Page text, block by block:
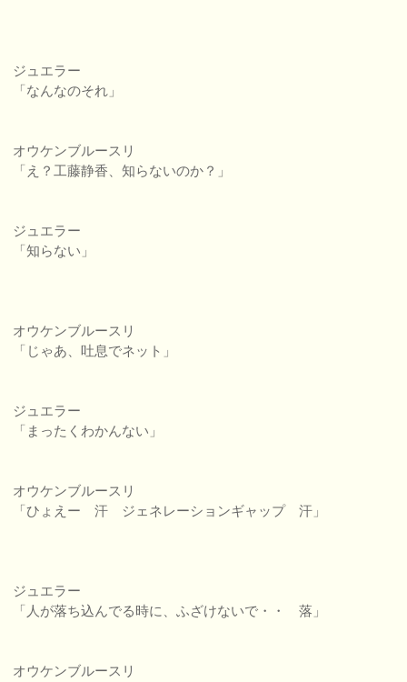
ジュエラー
「なんなのそれ」
オウケンブルースリ
「え？工藤静香、知らないのか？」
ジュエラー
「知らない」
オウケンブルースリ
「じゃあ、吐息でネット」
ジュエラー
「まったくわかんない」
オウケンブルースリ
「ひょえー 汗 ジェネレーションギャップ 汗」
ジュエラー
「人が落ち込んでる時に、ふざけないで・・ 落」
オウケンブルースリ